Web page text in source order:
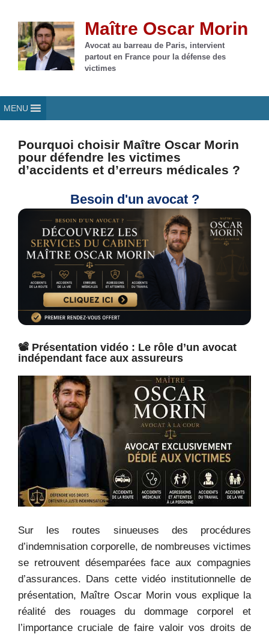
contenu
Maître Oscar Morin
Avocat au barreau de Paris, intervient
partout en France pour la défense des
victimes
MENU
Pourquoi choisir Maître Oscar Morin
pour défendre les victimes
d’accidents et d’erreurs médicales ?
Besoin d'un avocat ?
📽️ Présentation vidéo : Le rôle d’un avocat
indépendant face aux assureurs
Sur les routes sinueuses des procédures
d’indemnisation corporelle, de nombreuses victimes
se retrouvent désemparées face aux compagnies
d’assurances. Dans cette vidéo institutionnelle de
présentation, Maître Oscar Morin vous explique la
réalité des rouages du dommage corporel et
l’importance cruciale de faire valoir vos droits de